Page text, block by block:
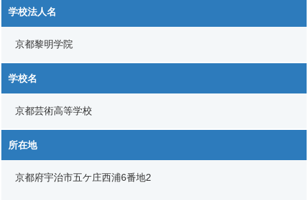
学校法人名
京都黎明学院
学校名
京都芸術高等学校
所在地
京都府宇治市五ケ庄西浦6番地2